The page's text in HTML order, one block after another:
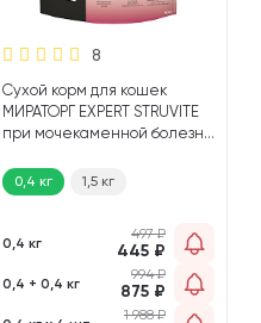
8
Сухой корм для кошек
МИРАТОРГ EXPERT STRUVITE
при мочекаменной болезни
0,4 кг 1,5 кг
0,4 кг
497₽
445 ₽
0,4 + 0,4 кг
994₽
875 ₽
1 988₽